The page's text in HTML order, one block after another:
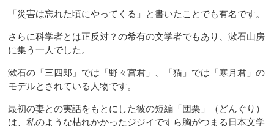
「災害は忘れた頃にやってくる」と書いたことでも有名です。
さらに科学者とは正反対？の希有の文学者でもあり、漱石山房
に集う一人でした。
漱石の「三四郎」では「野々宮君」、「猫」では「寒月君」の
モデルとされている人物です。
最初の妻との実話をもとにした彼の短編「団栗」（どんぐり）
は、私のような枯れかかったジジイですら胸がつまる日本文学